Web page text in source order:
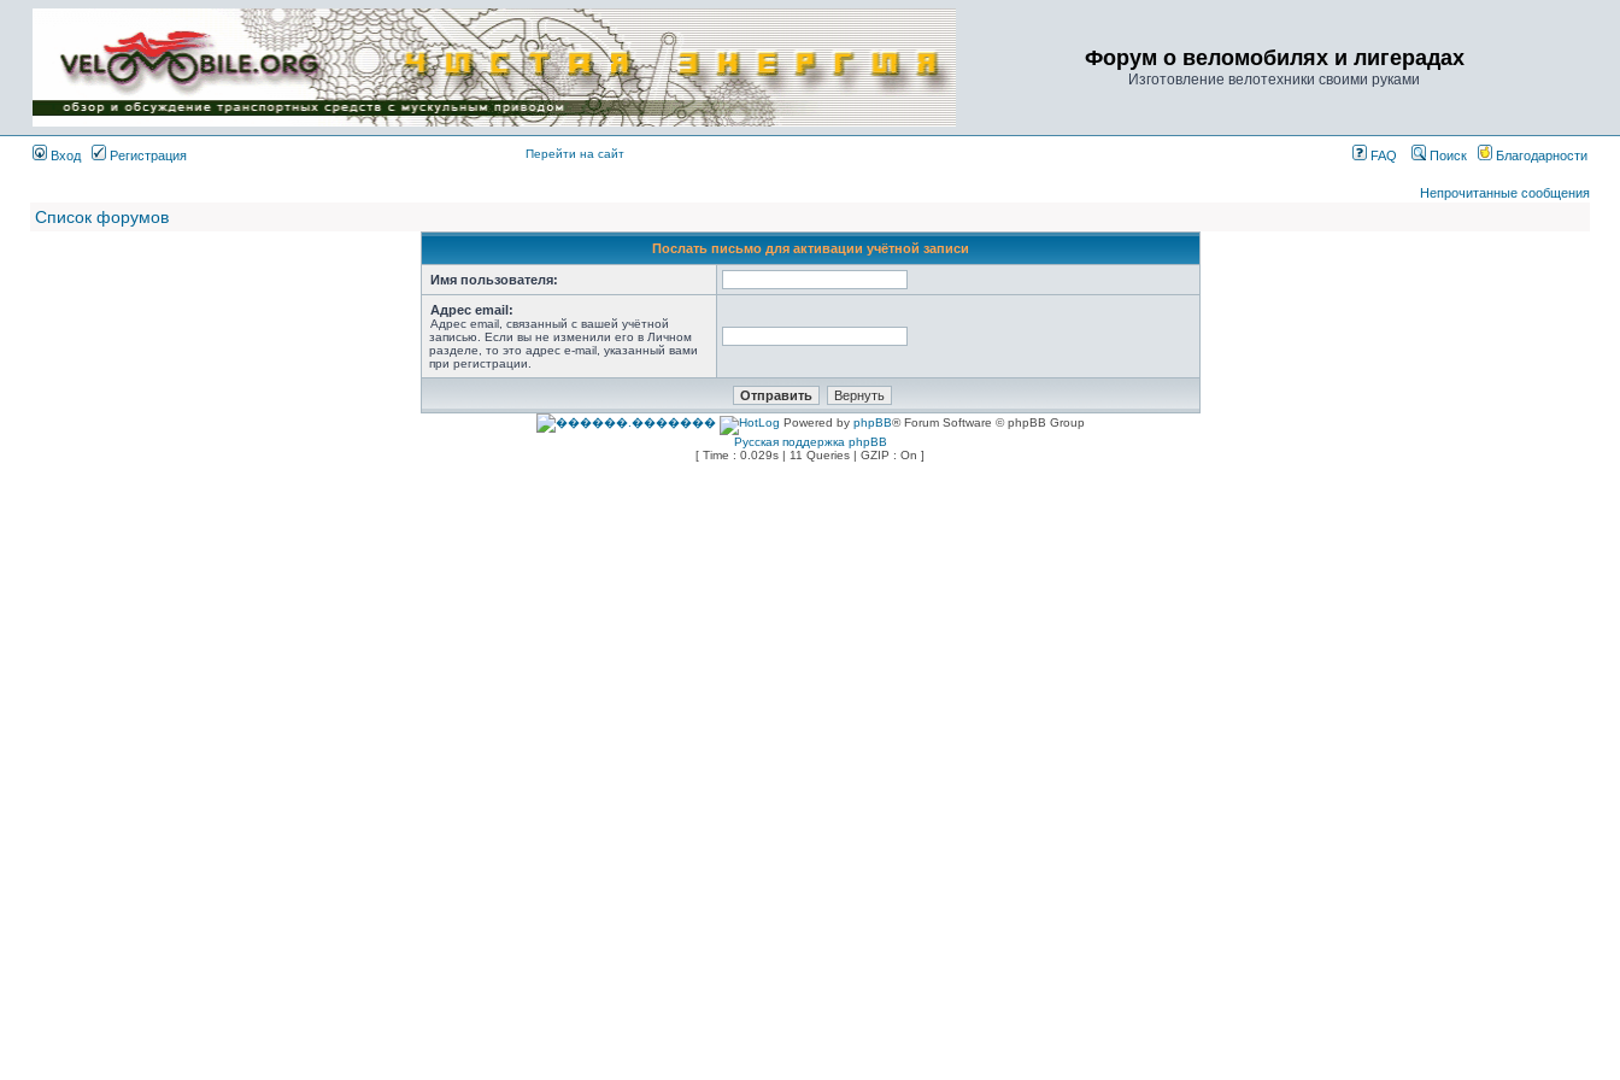
Имя пользователя:
Пароль:
{ LOG_ME_IN_SHORT
}
Форум о веломобилях и лигерадах
Изготовление велотехники своими руками
Вход Регистрация Перейти на сайт FAQ Поиск Благодарности
Непрочитанные сообщения
Список форумов
Послать письмо для активации учётной записи
Имя пользователя:
Адрес email:
Адрес email, связанный с вашей учётной
записью. Если вы не изменили его в Личном
разделе, то это адрес e-mail, указанный вами
при регистрации.
Powered by phpBB® Forum Software © phpBB Group
Русская поддержка phpBB
[ Time : 0.029s | 11 Queries | GZIP : On ]